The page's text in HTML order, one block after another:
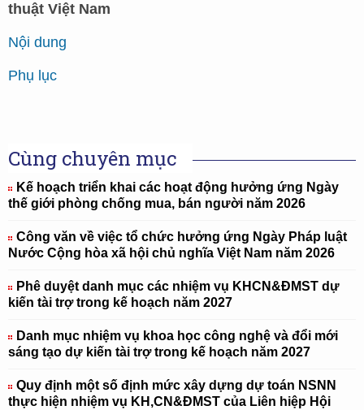
thuật Việt Nam
Nội dung
Phụ lục
Cùng chuyên mục
Kế hoạch triển khai các hoạt động hưởng ứng Ngày
thế giới phòng chống mua, bán người năm 2026
Công văn về việc tổ chức hưởng ứng Ngày Pháp luật
Nước Cộng hòa xã hội chủ nghĩa Việt Nam năm 2026
Phê duyệt danh mục các nhiệm vụ KHCN&ĐMST dự
kiến tài trợ trong kế hoạch năm 2027
Danh mục nhiệm vụ khoa học công nghệ và đổi mới
sáng tạo dự kiến tài trợ trong kế hoạch năm 2027
Quy định một số định mức xây dựng dự toán NSNN
thực hiện nhiệm vụ KH,CN&ĐMST của Liên hiệp Hội